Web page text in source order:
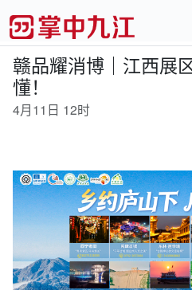
赣品耀消博｜江西展
懂！
4月11日 12时